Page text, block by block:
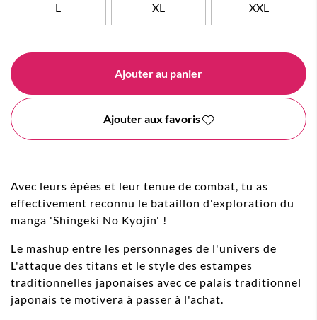
L XL XXL
Ajouter au panier
Ajouter aux favoris
Avec leurs épées et leur tenue de combat, tu as
effectivement reconnu le bataillon d'exploration du
manga 'Shingeki No Kyojin' !
Le mashup entre les personnages de l'univers de
L'attaque des titans et le style des estampes
traditionnelles japonaises avec ce palais traditionnel
japonais te motivera à passer à l'achat.